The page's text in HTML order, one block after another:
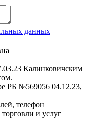
данных
Калинковичским
РБ №569056 04.12.23,
телефон
и услуг